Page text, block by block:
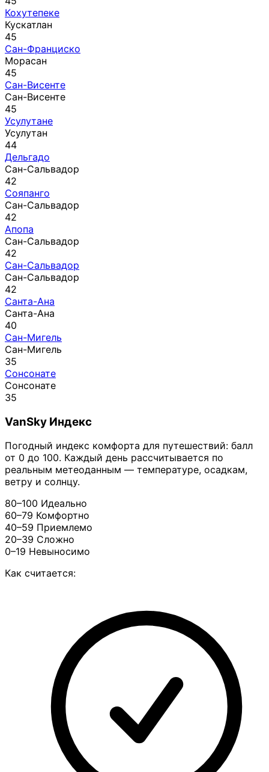
Кохутепеке
Кускатлан
45
Сан-Франциско
Морасан
45
Сан-Висенте
Сан-Висенте
45
Усулутане
Усулутан
44
Дельгадо
Сан-Сальвадор
42
Сояпанго
Сан-Сальвадор
42
Апопа
Сан-Сальвадор
42
Сан-Сальвадор
Сан-Сальвадор
42
Санта-Ана
Санта-Ана
40
Сан-Мигель
Сан-Мигель
35
Сонсонате
Сонсонате
35
VanSky Индекс
Погодный индекс комфорта для путешествий: балл
от 0 до 100. Каждый день рассчитывается по
реальным метеоданным — температуре, осадкам,
ветру и солнцу.
80–100 Идеально
60–79 Комфортно
40–59 Приемлемо
20–39 Сложно
0–19 Невыносимо
Как считается: